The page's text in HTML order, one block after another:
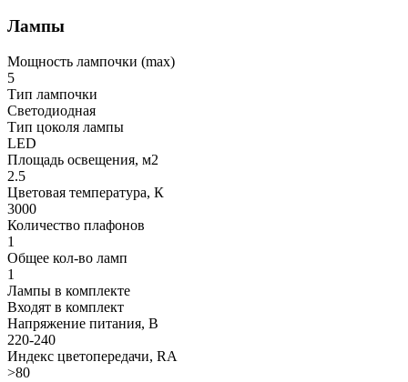
Лампы
Мощность лампочки (max)
5
Тип лампочки
Светодиодная
Тип цоколя лампы
LED
Площадь освещения, м2
2.5
Цветовая температура, К
3000
Количество плафонов
1
Общее кол-во ламп
1
Лампы в комплекте
Входят в комплект
Напряжение питания, В
220-240
Индекс цветопередачи, RA
>80